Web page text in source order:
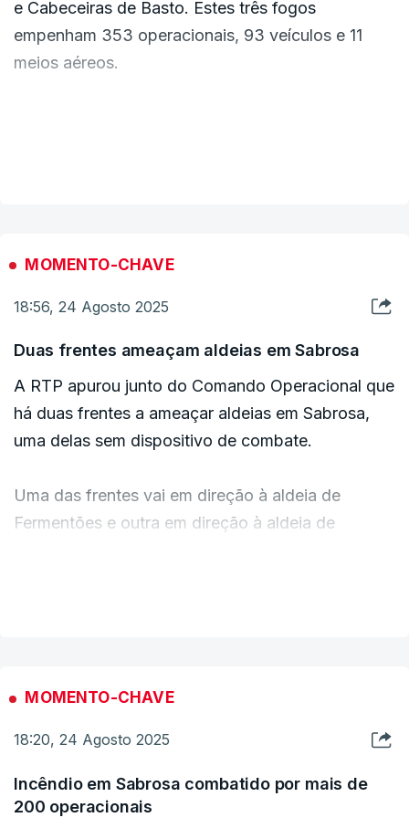
e Cabeceiras de Basto. Estes três fogos
empenham 353 operacionais, 93 veículos e 11
meios aéreos.
O responsável indicou ainda que se mantém até
para todo o país.
Segunda-feira será avaliado se esse nível será
mantido ou se poderá ser aliviado.
ERROR ON HTML5 MEDIA ELEMENT
MOMENTO-CHAVE
18:56, 24 Agosto 2025
Duas frentes ameaçam aldeias em Sabrosa
A RTP apurou junto do Comando Operacional que
há duas frentes a ameaçar aldeias em Sabrosa,
uma delas sem dispositivo de combate.
Uma das frentes vai em direção à aldeia de
Fermentões e outra em direção à aldeia de
MOMENTO-CHAVE
18:20, 24 Agosto 2025
Incêndio em Sabrosa combatido por mais de
200 operacionais